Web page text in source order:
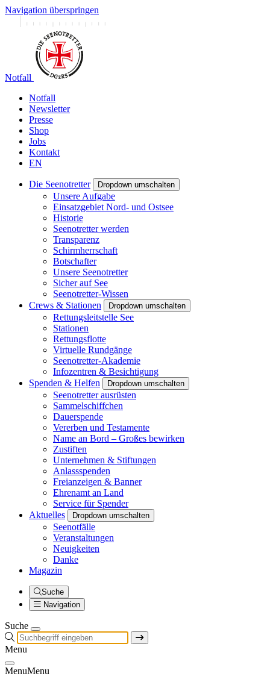
Navigation überspringen
Notfall
Notfall
Newsletter
Presse
Shop
Jobs
Kontakt
EN
Die Seenotretter Dropdown umschalten
Unsere Aufgabe
Einsatzgebiet Nord- und Ostsee
Historie
Seenotretter werden
Transparenz
Schirmherrschaft
Botschafter
Unsere Seenotretter
Sicher auf See
Seenotretter-Wissen
Crews & Stationen
Dropdown umschalten
Rettungsleitstelle See
Stationen
Rettungsflotte
Virtuelle Rundgänge
Seenotretter-Akademie
Infozentren & Besichtigung
Spenden & Helfen
Dropdown umschalten
Seenotretter ausrüsten
Sammelschiffchen
Dauerspende
Vererben und Testamente
Name an Bord – Großes bewirken
Zustiften
Unternehmen & Stiftungen
Anlassspenden
Freianzeigen & Banner
Ehrenamt an Land
Service für Spender
Aktuelles
Dropdown umschalten
Seenotfälle
Veranstaltungen
Neuigkeiten
Danke
Magazin
Suche
Navigation
Suche
Menu
MenuMenu